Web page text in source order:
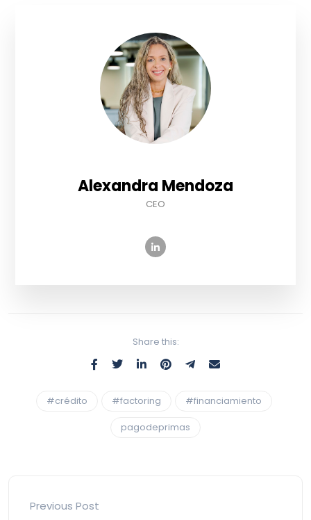
Alexandra Mendoza
CEO
Share this:
#crédito #factoring
#financiamiento
pagodeprimas
Previous Post